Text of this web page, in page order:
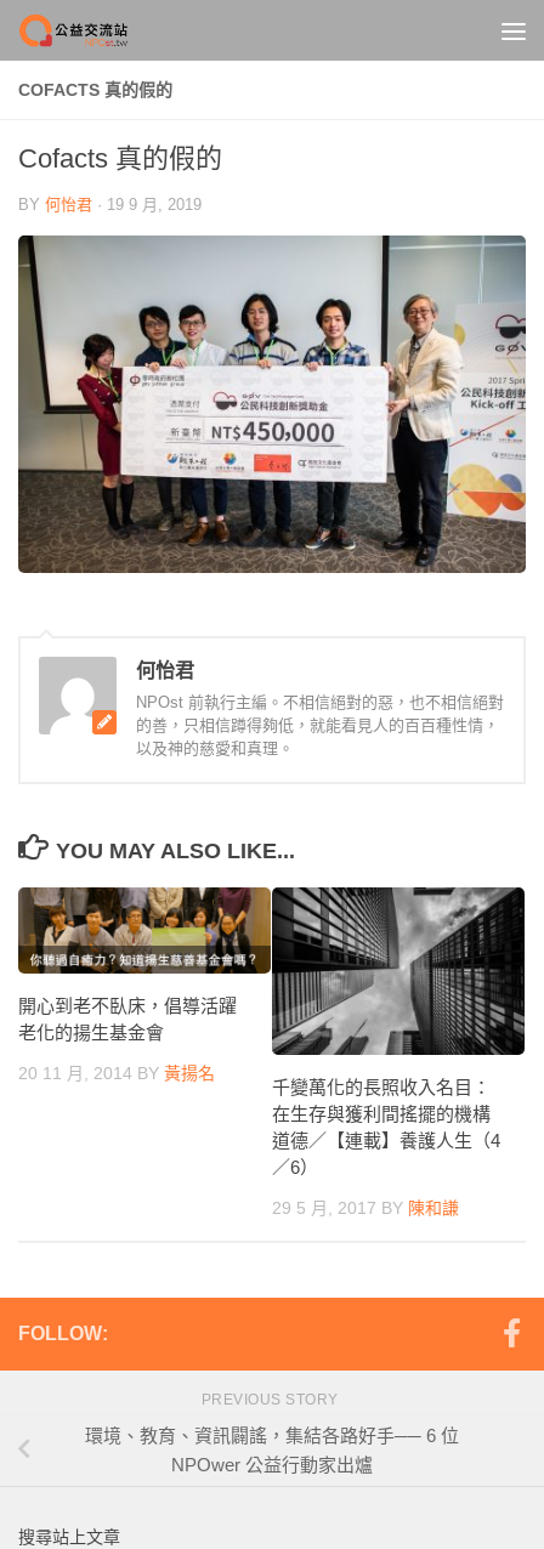
Skip to content
COFACTS 真的假的
Cofacts 真的假的
BY 何怡君 · 19 9 月, 2019
何怡君
NPOst 前執行主編。不相信絕對的惡，也不相信絕對
的善，只相信蹲得夠低，就能看見人的百百種性情，
以及神的慈愛和真理。
YOU MAY ALSO LIKE...
開心到老不臥床，倡導活躍
老化的揚生基金會
20 11 月, 2014 BY 黃揚名
千變萬化的長照收入名目：
在生存與獲利間搖擺的機構
道德／【連載】養護人生（4
／6）
29 5 月, 2017 BY 陳和謙
FOLLOW:
PREVIOUS STORY
環境、教育、資訊闢謠，集結各路好手── 6 位
NPOwer 公益行動家出爐
搜尋站上文章